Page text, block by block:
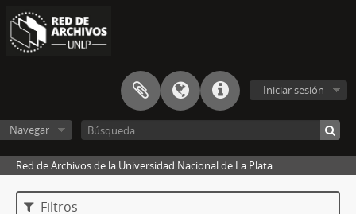
Iniciar sesión
Navegar
Red de Archivos de la Universidad Nacional de La Plata
Filtros